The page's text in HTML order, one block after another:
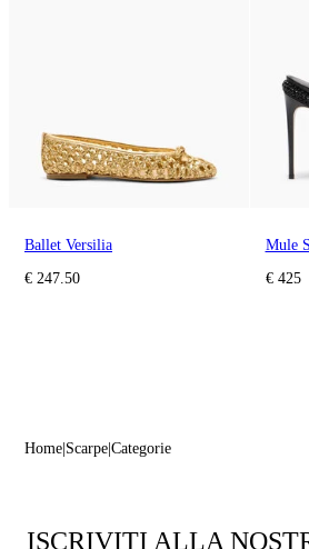
Ballet Versilia
€ 247.50
Mule
€ 425
Home Scarpe Categorie
ISCRIVITI ALLA